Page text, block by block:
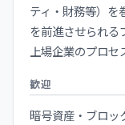
ティ・財務等）を
を前進させられ
上場企業のプロ
歓迎
暗号資産・ブロッ